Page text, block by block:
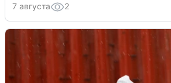
7 августа 2